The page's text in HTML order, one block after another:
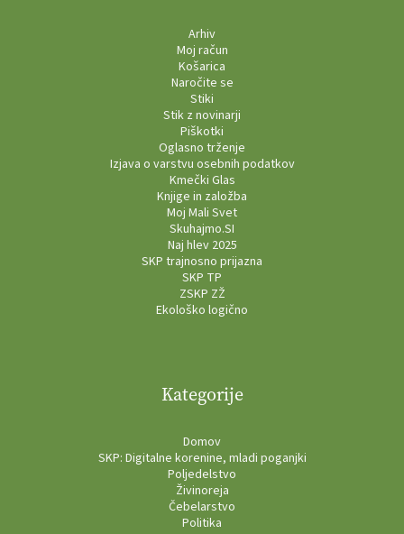
Arhiv
Moj račun
Košarica
Naročite se
Stiki
Stik z novinarji
Piškotki
Oglasno trženje
Izjava o varstvu osebnih podatkov
Kmečki Glas
Knjige in založba
Moj Mali Svet
Skuhajmo.SI
Naj hlev 2025
SKP trajnosno prijazna
SKP TP
ZSKP ZŽ
Ekološko logično
Kategorije
Domov
SKP: Digitalne korenine, mladi poganjki
Poljedelstvo
Živinoreja
Čebelarstvo
Politika